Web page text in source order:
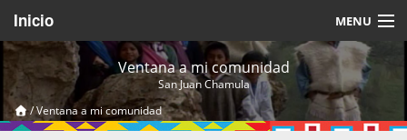
Inicio MENU
Acerca de
Videos Temáticos
Ventana a mi comunidad
San Juan Chamula
/Ventana a mi comunidad